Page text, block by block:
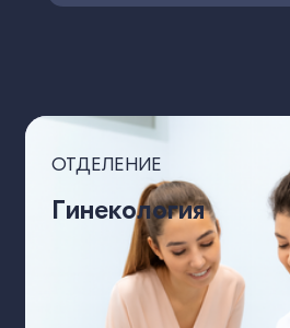
ОТДЕЛЕНИЕ
Гинекология